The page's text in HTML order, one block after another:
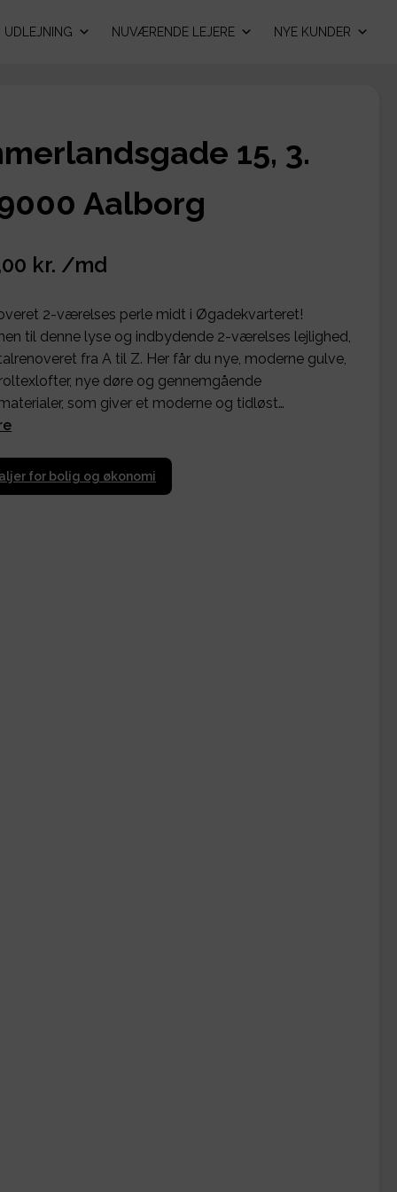
UDLEJNING NUVÆRENDE LEJERE NYE KUNDER
15, 3.
Aalborg
kr. /md
2-værelses perle midt i Øgadekvarteret!
til denne lyse og indbydende 2-værelses lejlighed,
fra A til Z. Her får du nye, moderne gulve,
nye døre og gennemgående
som giver et moderne og tidløst…
for bolig og økonomi